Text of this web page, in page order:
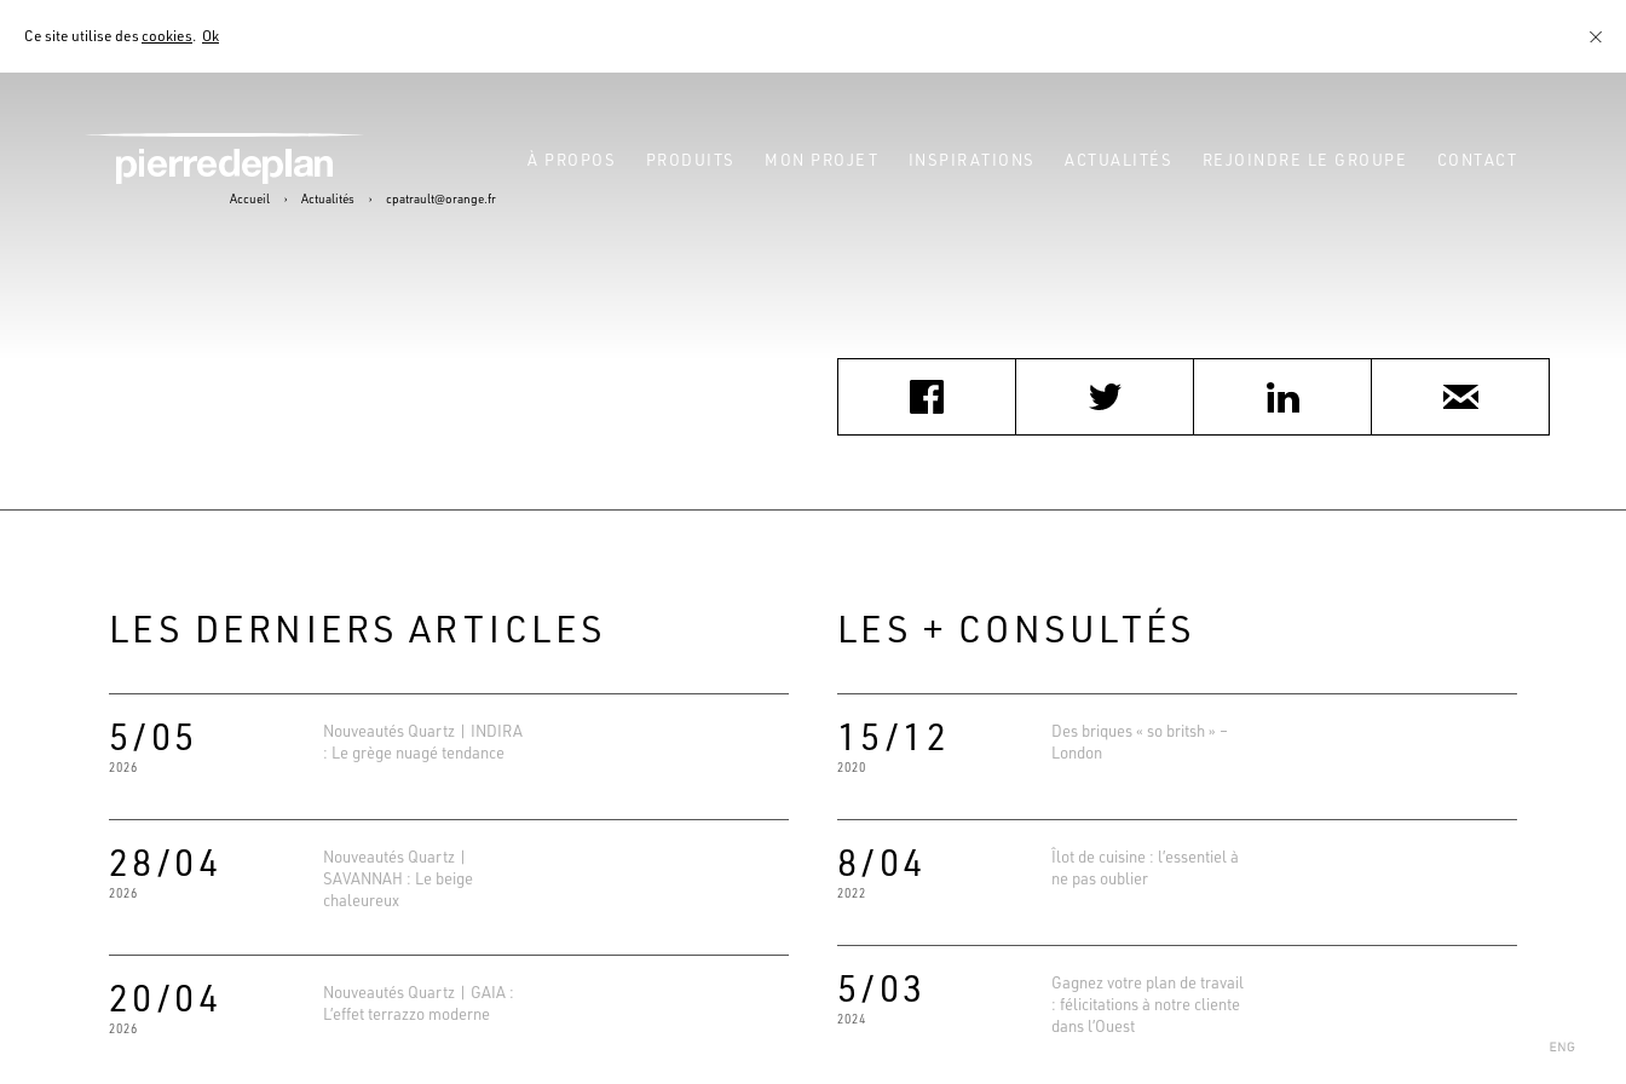
Ce site utilise descookies. Ok
À PROPOS PRODUITS MON PROJET INSPIRATIONS ACTUALITÉS REJOINDRE LE GROUPE CONTACT
Accueil › Actualités › cpatrault@orange.fr
LES DERNIERS ARTICLES
5/05
2026
Nouveautés Quartz | INDIRA
: Le grège nuagé tendance
28/04
2026
Nouveautés Quartz |
SAVANNAH : Le beige
chaleureux
20/04
2026
Nouveautés Quartz | GAIA :
L’effet terrazzo moderne
LES + CONSULTÉS
15/12
2020
Des briques « so britsh » –
London
8/04
2022
Îlot de cuisine : l’essentiel à
ne pas oublier
5/03
2024
Gagnez votre plan de travail
: félicitations à notre cliente
dans l’Ouest
4.6
Basé sur 138 avis